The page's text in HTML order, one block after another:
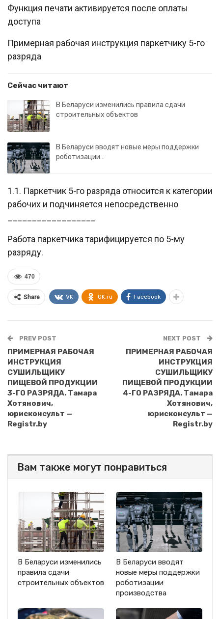
Функция печати активируется после оплаты
доступа
Примерная рабочая инструкция паркетчику 5-го
разряда
Сейчас читают
В Беларуси изменились правила сдачи
строительных объектов
В Беларуси вводят новые меры поддержки
роботизации…
1.1. Паркетчик 5-го разряда относится к категории
рабочих и подчиняется непосредственно
Работа паркетчика тарифицируется по 5-му
разряду.
470
Share VK OK.ru Facebook
PREV POST
ПРИМЕРНАЯ РАБОЧАЯ
ИНСТРУКЦИЯ
СУШИЛЬЩИКУ
ПИЩЕВОЙ ПРОДУКЦИИ
3-ГО РАЗРЯДА. Тамара
Хотянович,
юрисконсульт —
Registr.by
NEXT POST
ПРИМЕРНАЯ РАБОЧАЯ
ИНСТРУКЦИЯ
СУШИЛЬЩИКУ
ПИЩЕВОЙ ПРОДУКЦИИ
4-ГО РАЗРЯДА. Тамара
Хотянович,
юрисконсульт —
Registr.by
Вам также могут понравиться
В Беларуси изменились
правила сдачи
строительных объектов
В Беларуси вводят
новые меры поддержки
роботизации
производства